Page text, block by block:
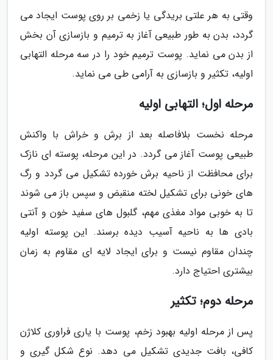
وقتی به هر علتی بریدگی یا زخمی بر روی پوست ایجاد می
گردد، بدن به طور طبیعی آغاز به ترمیم و بازسازی آن بخش
از بدن می نماید. پوست ترمیم خود را در سه مرحله التهابی
اولیه، تکثیر و بازسازی به آرامی طی می نماید.
مرحله اول؛ التهابی اولیه
مرحله نخست بلافاصله بعد از برش و خراش با واکنش
طبیعی پوست آغاز می گردد. در این مرحله، پوسته ای نازک
برای محافظت از ناحیه برش خورده تشکیل می گردد و رگ
های خونی برای تشکیل لخته منقبض و سپس باز می شوند
تا به خوبی مواد مغذی مهم، گلبول های سفید خون و آنتی
بادی ها به ناحیه آسیب دیده برسند. این پوسته اولیه
چندان مقاوم نیست و برای ایجاد لایه ای مقاوم به زمان
بیشتری احتیاج دارد.
مرحله دوم؛ تکثیر
پس از مرحله اولیه بهبود زخم، پوست با یاری فراوری کلاژن
کافی، بافت جدیدی تشکیل می دهد. نوع شکل گیری و